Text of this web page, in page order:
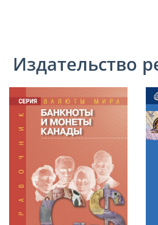
Издательство